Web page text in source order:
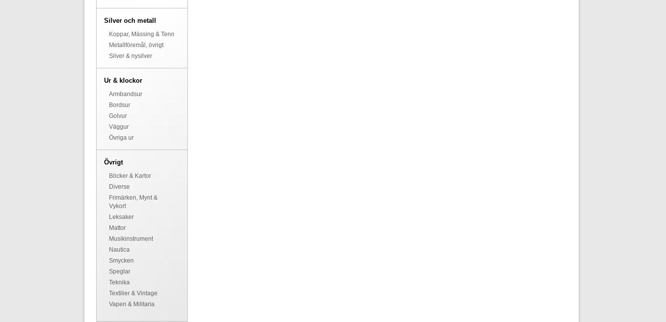
Silver och metall
Koppar, Mässing & Tenn
Metallföremål, övrigt
Silver & nysilver
Ur & klockor
Armbandsur
Bordsur
Golvur
Väggur
Övriga ur
Övrigt
Böcker & Kartor
Diverse
Frimärken, Mynt &
Vykort
Leksaker
Mattor
Musikinstrument
Nautica
Smycken
Speglar
Teknika
Textilier & Vintage
Vapen & Militaria